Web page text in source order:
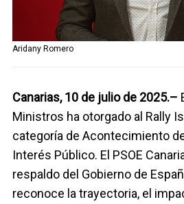
Aridany Romero
Canarias, 10 de julio de 2025.–
Ministros ha otorgado al Rally
categoría de Acontecimiento
Interés Público. El PSOE
respaldo del Gobierno de
reconoce la trayectoria, el